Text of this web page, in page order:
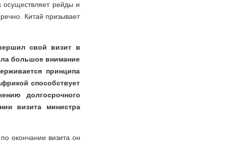
осуществляет рейды и
Китай призывает
свой визит в
большое внимание
принципа
способствует
долгосрочного
визита министра
окончании визита он